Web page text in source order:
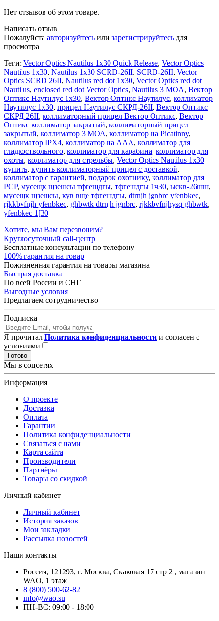
Нет отзывов об этом товаре.
Написать отзыв
Пожалуйста авторизуйтесь или зарегистрируйтесь для
просмотра
Теги: Vector Optics Nautilus 1x30 Quick Release, Vector Optics
Nautilus 1x30, Nautilus 1x30 SCRD-26II, SCRD-26II, Vector
Optics SCRD 26II, Nautilus red dot 1x30, Vector Optics red dot
Nautilus, enclosed red dot Vector Optics, Nautilus 3 MOA, Вектор
Оптикс Наутилус 1х30, Вектор Оптикс Наутилус, коллиматор
Наутилус 1х30, прицел Наутилус СКРД-26II, Вектор Оптикс
СКРД 26II, коллиматорный прицел Вектор Оптикс, Вектор
Оптикс коллиматор закрытый, коллиматорный прицел
закрытый, коллиматор 3 МОА, коллиматор на Picatinny,
коллиматор IPX4, коллиматор на AAA, коллиматор для
гладкоствольного, коллиматор для карабина, коллиматор для
охоты, коллиматор для стрельбы, Vector Optics Nautilus 1x30
купить, купить коллиматорный прицел с доставкой,
коллиматор с гарантией, подарок охотнику, коллиматор для
PCP, мусещк щзешсы тфгешдгы, тфгешдгы 1ч30, ыскв-26шш,
мусещк щзешсы, кув вще тфгешдгы, dtrnjh jgnbrc yfenbkec,
rjkkbvfnjh yfenbkec, ghbwtk dtrnjh jgnbrc, rjkkbvfnjhysq ghbwtk,
yfenbkec 1[30
Хотите, мы Вам перезвоним?
Круглосуточный call-центр
Бесплатные консультации по телефону
100% гарантия на товар
Пожизненная гарантия на товары магазина
Быстрая доставка
По всей России и СНГ
Выгодные условия
Предлагаем сотрудничество
Подписка
Я прочитал Политика конфиденциальности и согласен с
условиями
Готово
Мы в соцсетях
Информация
О проекте
Доставка
Оплата
Гарантии
Политика конфиденциальности
Связаться с нами
Карта сайта
Производители
Партнёры
Товары со скидкой
Личный кабинет
Личный кабинет
История заказов
Мои закладки
Рассылка новостей
Наши контакты
Россия, 121293, г. Москва, Скаковая 17 стр 2 , магазин
WAO, 1 этаж
8 (800) 500-62-82
info@wao.su
ПН-ВС: 09:00 - 18:00